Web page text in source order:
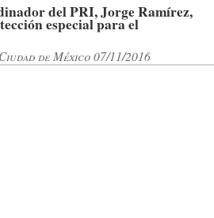
del PRI, Jorge Ramírez,
especial para el
Ciudad de México 07/11/2016